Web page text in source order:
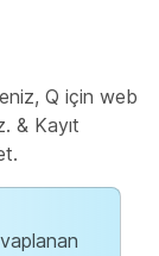
Q için web
& Kayıt